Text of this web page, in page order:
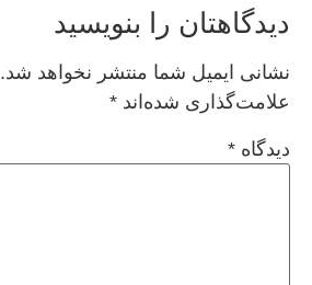
دیدگاهتان را بنویسید
نشانی ایمیل شما منتشر نخواهد شد.
علامت‌گذاری شده‌اند *
دیدگاه *